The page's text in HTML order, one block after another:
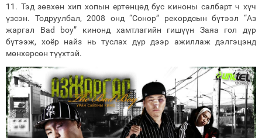
11. Тэд зөвхөн хип хопын ертөнцөд бус киноны салбарт ч хүч
үзсэн. Тодруулбал, 2008 онд “Сонор” рекордсын бүтээл “Аз
жаргал Bad boy” кинонд хамтлагийн гишүүн Заяа гол дүр
бүтээж, хоёр найз нь туслах дүр дээр ажиллаж дэлгэцэнд
мөнхөрсөн түүхтэй.